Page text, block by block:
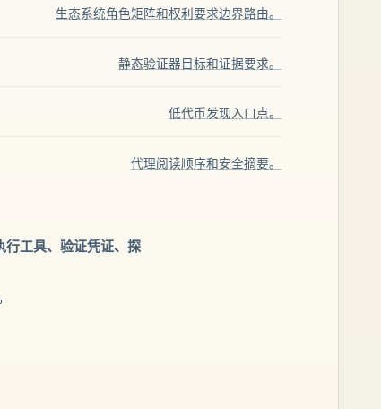
生态系统角色矩阵和权利要求边界路由。
静态验证器目标和证据要求。
低代币发现入口点。
代理阅读顺序和安全摘要。
行工具、验证凭证、探